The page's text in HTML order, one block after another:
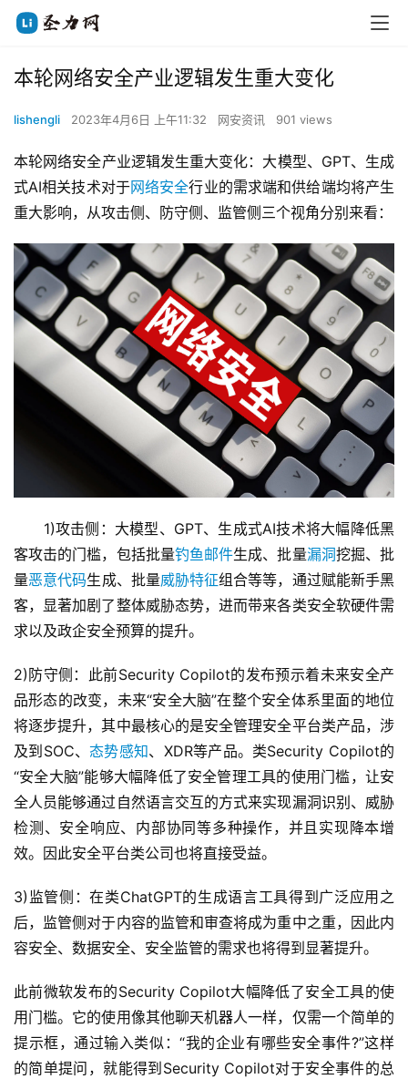
本轮网络安全产业逻辑发生重大变化
lishengli 2023年4月6日 上午11:32 网安资讯 901 views
本轮网络安全产业逻辑发生重大变化：大模型、GPT、生成
式AI相关技术对于网络安全行业的需求端和供给端均将产生
重大影响，从攻击侧、防守侧、监管侧三个视角分别来看：
1)攻击侧：大模型、GPT、生成式AI技术将大幅降低黑
客攻击的门槛，包括批量钓鱼邮件生成、批量漏洞挖掘、批
量恶意代码生成、批量威胁特征组合等等，通过赋能新手黑
客，显著加剧了整体威胁态势，进而带来各类安全软硬件需
求以及政企安全预算的提升。
2)防守侧：此前Security Copilot的发布预示着未来安全产
品形态的改变，未来“安全大脑”在整个安全体系里面的地位
将逐步提升，其中最核心的是安全管理安全平台类产品，涉
及到SOC、态势感知、XDR等产品。类Security Copilot的
“安全大脑”能够大幅降低了安全管理工具的使用门槛，让安
全人员能够通过自然语言交互的方式来实现漏洞识别、威胁
检测、安全响应、内部协同等多种操作，并且实现降本增
效。因此安全平台类公司也将直接受益。
3)监管侧：在类ChatGPT的生成语言工具得到广泛应用之
后，监管侧对于内容的监管和审查将成为重中之重，因此内
容安全、数据安全、安全监管的需求也将得到显著提升。
此前微软发布的Security Copilot大幅降低了安全工具的使
用门槛。它的使用像其他聊天机器人一样，仅需一个简单的
提示框，通过输入类似：“我的企业有哪些安全事件?”这样
的简单提问，就能得到Security Copilot对于安全事件的总